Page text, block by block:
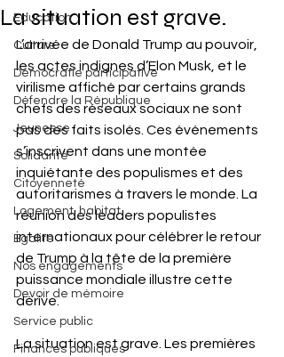
Education
Culture
Démocratie participative
Défendre la République
Jeunesse
Solidarité
Citoyenneté
Logement, habitat
Egalité
Nos engagements
Devoir de mémoire
Service public
Finances publiques
La situation est grave.
L’arrivée de Donald Trump au pouvoir,
les actes indignes d’Elon Musk, et le
virilisme affiché par certains grands
chefs des réseaux sociaux ne sont
pas des faits isolés. Ces événements
s’inscrivent dans une montée
inquiétante des populismes et des
autoritarismes à travers le monde. La
réunion des leaders populistes
internationaux pour célébrer le retour
de Trump à la tête de la première
puissance mondiale illustre cette
dérive.
La situation est grave. Les premières